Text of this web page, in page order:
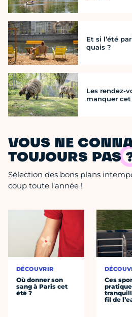
Et si l’été
quais ?
Les rendez-
manquer
VOUS NE
TOUJOURS PAS
Sélection des bons plans
coup toute l'année !
DÉCOUVRIR
Où donner son
sang à Paris cet
été ?
Ces
fil de